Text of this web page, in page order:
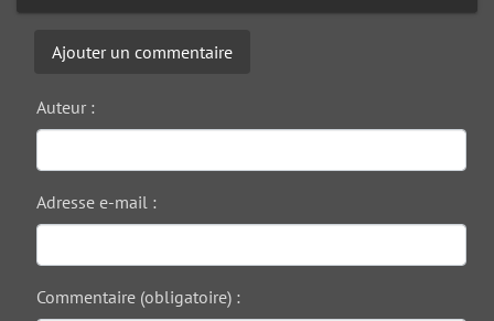
Ajouter un commentaire
Auteur :
Adresse e-mail :
Commentaire (obligatoire) :